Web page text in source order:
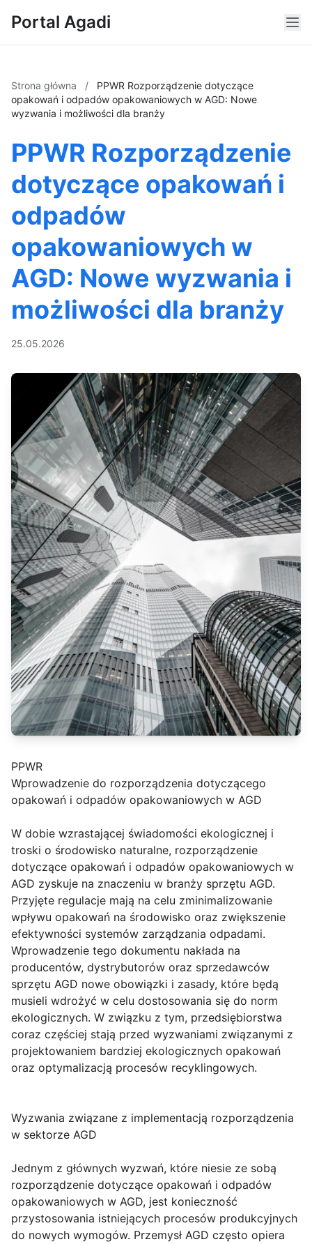
Portal Agadi
Strona główna /
PPWR Rozporządzenie dotyczące
opakowań i odpadów opakowaniowych w AGD: Nowe
wyzwania i możliwości dla branży
PPWR Rozporządzenie
dotyczące opakowań i
odpadów
opakowaniowych w
AGD: Nowe wyzwania i
możliwości dla branży
25.05.2026
PPWR
Wprowadzenie do rozporządzenia dotyczącego
opakowań i odpadów opakowaniowych w AGD
W dobie wzrastającej świadomości ekologicznej i
troski o środowisko naturalne, rozporządzenie
dotyczące opakowań i odpadów opakowaniowych w
AGD zyskuje na znaczeniu w branży sprzętu AGD.
Przyjęte regulacje mają na celu zminimalizowanie
wpływu opakowań na środowisko oraz zwiększenie
efektywności systemów zarządzania odpadami.
Wprowadzenie tego dokumentu nakłada na
producentów, dystrybutorów oraz sprzedawców
sprzętu AGD nowe obowiązki i zasady, które będą
musieli wdrożyć w celu dostosowania się do norm
ekologicznych. W związku z tym, przedsiębiorstwa
coraz częściej stają przed wyzwaniami związanymi z
projektowaniem bardziej ekologicznych opakowań
oraz optymalizacją procesów recyklingowych.
Wyzwania związane z implementacją rozporządzenia
w sektorze AGD
Jednym z głównych wyzwań, które niesie ze sobą
rozporządzenie dotyczące opakowań i odpadów
opakowaniowych w AGD, jest konieczność
przystosowania istniejących procesów produkcyjnych
do nowych wymogów. Przemysł AGD często opiera